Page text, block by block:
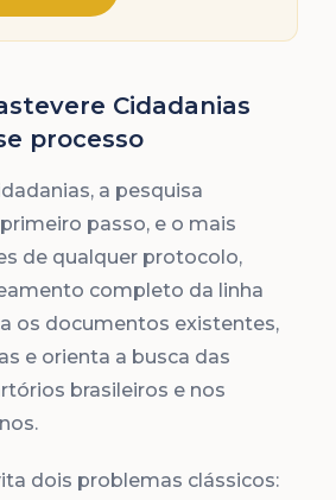
Cidadanias
processo
a pesquisa
passo, e o mais
de qualquer protocolo,
completo da linha
os documentos existentes,
e orienta a busca das
brasileiros e nos
dois problemas clássicos: